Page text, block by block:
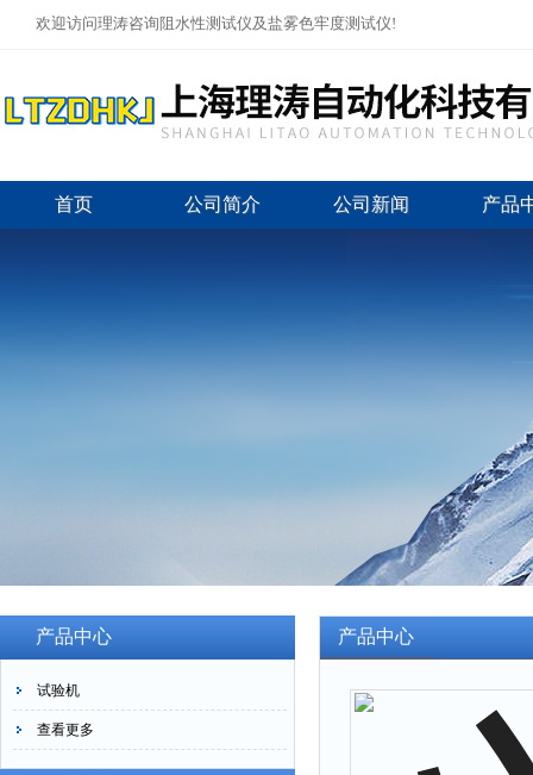
欢迎访问理涛咨询阻水性测试仪及盐雾色牢度测试仪!
首页 公司简介 公司新闻 产品
产品中心
试验机
查看更多
产品中心